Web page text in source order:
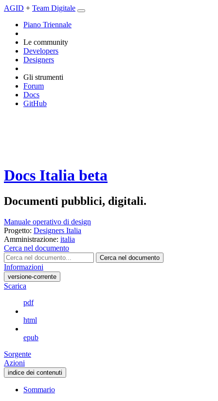
AGID + Team Digitale
Piano Triennale
Le community
Developers
Designers
Gli strumenti
Forum
Docs
GitHub
Docs Italia beta
Documenti pubblici, digitali.
Manuale operativo di design
Progetto: Designers Italia
Amministrazione: italia
Cerca nel documento
Cerca nel documento
Informazioni
versione-corrente
Scarica
pdf
html
epub
Sorgente
Azioni
indice dei contenuti
Sommario